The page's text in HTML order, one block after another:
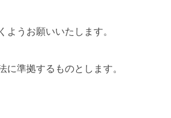
うお願いいたします。
準拠するものとします。